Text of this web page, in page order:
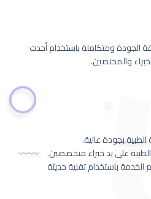
الجودة ومتكاملة باستخدام أحدث
والمختصين.
بجودة عالية.
على يد خبراء متخصصين.
الخدمة باستخدام تقنية حديثة